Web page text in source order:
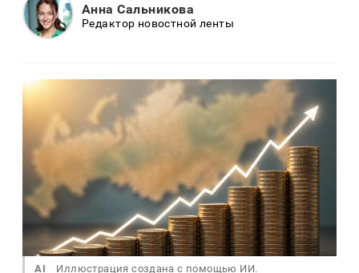
Анна Сальникова
Редактор новостной ленты
AI Иллюстрация создана с помощью ИИ.